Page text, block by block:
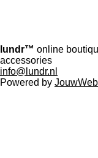
lundr™ online
accessories
info@lundr.nl
Powered by JouwWeb